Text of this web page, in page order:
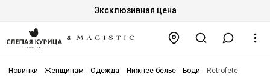
Эксклюзивная цена
Новинки Женщинам Одежда Нижнее белье Боди Retrofete